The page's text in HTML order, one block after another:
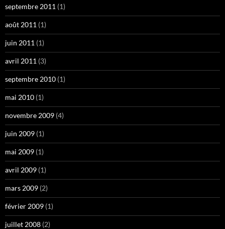
septembre 2011 (1)
août 2011 (1)
juin 2011 (1)
avril 2011 (3)
septembre 2010 (1)
mai 2010 (1)
novembre 2009 (4)
juin 2009 (1)
mai 2009 (1)
avril 2009 (1)
mars 2009 (2)
février 2009 (1)
juillet 2008 (2)